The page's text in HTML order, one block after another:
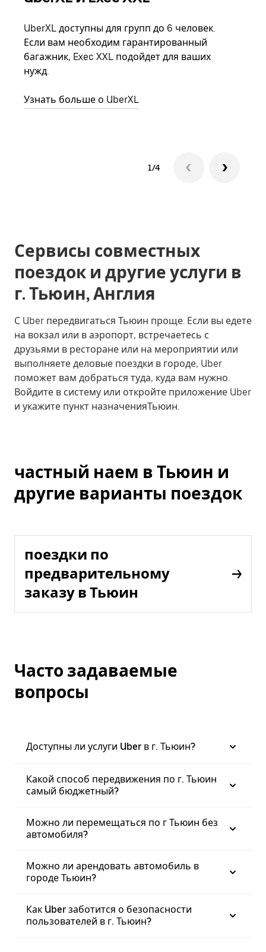
UberXL доступны для групп до 6 человек.
Если вам необходим гарантированный
багажник, Exec XXL подойдет для ваших
нужд.
Узнать больше о UberXL
1/4
Сервисы совместных
поездок и другие услуги в
г. Тьюин, Англия
С Uber передвигаться Тьюин проще. Если вы едете
на вокзал или в аэропорт, встречаетесь с
друзьями в ресторане или на мероприятии или
выполняете деловые поездки в городе, Uber
поможет вам добраться туда, куда вам нужно.
Войдите в систему или откройте приложение Uber
и укажите пункт назначенияТьюин.
частный наем в Тьюин и
другие варианты поездок
поездки по
предварительному
заказу в Тьюин
Часто задаваемые
вопросы
Доступны ли услуги Uber в г. Тьюин?
Какой способ передвижения по г. Тьюин
самый бюджетный?
Можно ли перемещаться по г Тьюин без
автомобиля?
Можно ли арендовать автомобиль в
городе Тьюин?
Как Uber заботится о безопасности
пользователей в г. Тьюин?